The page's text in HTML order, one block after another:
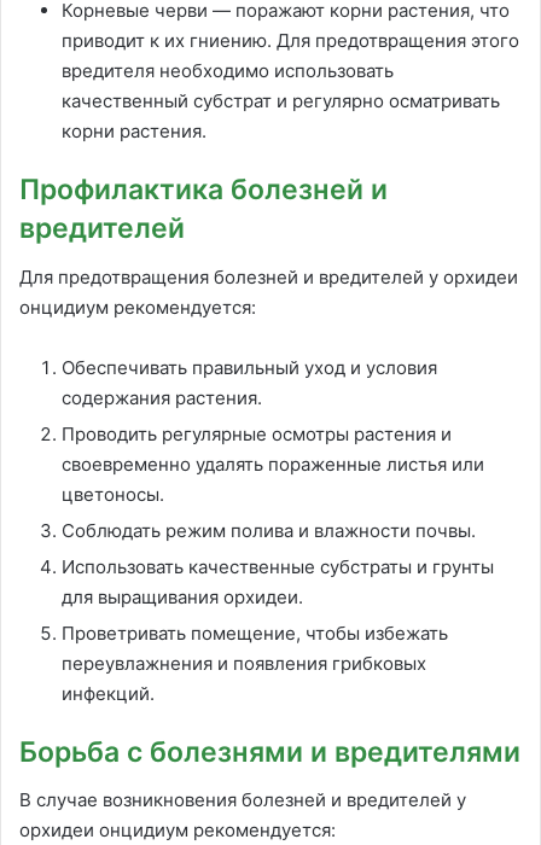
Корневые черви — поражают корни растения, что
приводит к их гниению. Для предотвращения этого
вредителя необходимо использовать
качественный субстрат и регулярно осматривать
корни растения.
Профилактика болезней и
вредителей
Для предотвращения болезней и вредителей у орхидеи
онцидиум рекомендуется:
Обеспечивать правильный уход и условия
содержания растения.
Проводить регулярные осмотры растения и
своевременно удалять пораженные листья или
цветоносы.
Соблюдать режим полива и влажности почвы.
Использовать качественные субстраты и грунты
для выращивания орхидеи.
Проветривать помещение, чтобы избежать
переувлажнения и появления грибковых
инфекций.
Борьба с болезнями и вредителями
В случае возникновения болезней и вредителей у
орхидеи онцидиум рекомендуется: